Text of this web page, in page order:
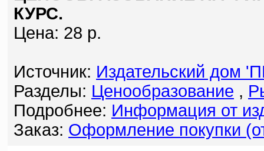
КУРС.
Цена: 28 р.
Источник: Издательский дом
Разделы: Ценообразование ,
Подробнее: Информация от
Заказ: Оформление покупки